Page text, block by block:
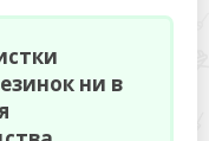
ни в